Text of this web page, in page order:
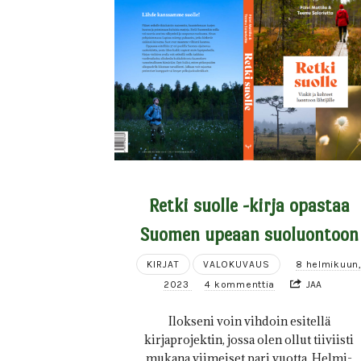
Retki suolle -kirja opastaa
Suomen upeaan suoluontoon
KIRJAT VALOKUVAUS
8 helmikuun,
2023
4 kommenttia JAA
Ilokseni voin vihdoin esitellä
kirjaprojektin, jossa olen ollut tiiviisti
mukana viimeiset pari vuotta. Helmi-